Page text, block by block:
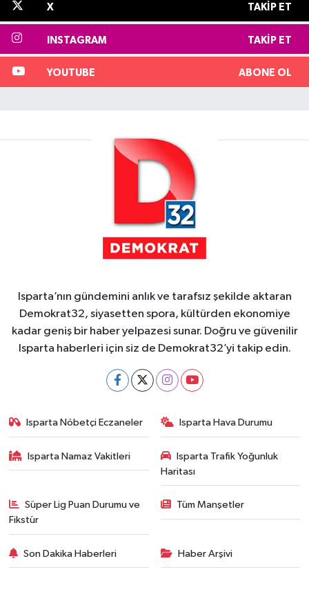
X TAKIP ET
INSTAGRAM TAKIP ET
YOUTUBE ABONE OL
Isparta’nın gündemini anlık ve tarafsız şekilde aktaran
Demokrat32, siyasetten spora, kültürden ekonomiye
kadar geniş bir haber yelpazesi sunar. Doğru ve güvenilir
Isparta haberleri için siz de Demokrat32’yi takip edin.
Isparta Nöbetçi Eczaneler Isparta Hava Durumu
Isparta Namaz Vakitleri
Isparta Trafik Yoğunluk
Haritası
Süper Lig Puan Durumu ve
Fikstür
Tüm Manşetler
Son Dakika Haberleri Haber Arşivi